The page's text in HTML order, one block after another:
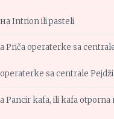
наIntrion ili pasteli
Priča operaterke sa
sa centrale
Pancir kafa, ili kafa otporna